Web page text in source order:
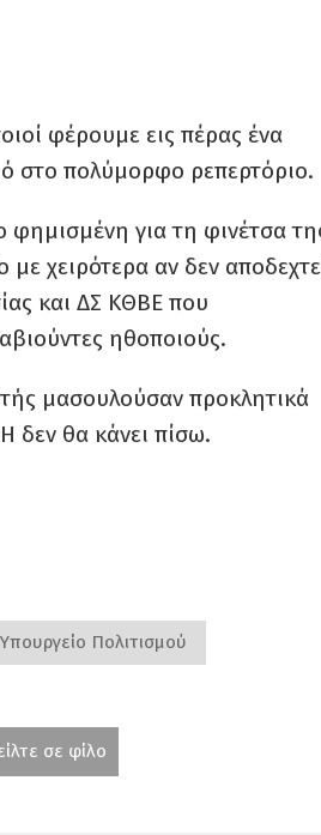
φέρουμε εις πέρας ένα
στο πολύμορφο ρεπερτόριο.
για τη φινέτσα
χειρότερα αν δεν
και ΔΣ ΚΘΒΕ που
ηθοποιούς.
μασουλούσαν προκλητικά
δεν θα κάνει πίσω.
Υπουργείο Πολιτισμού
σε φίλο